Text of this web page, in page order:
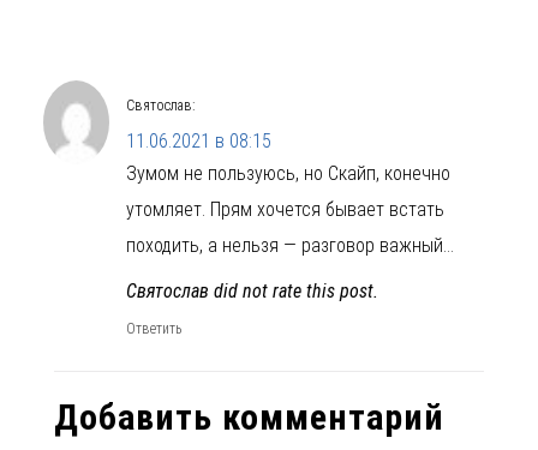
Святослав:
11.06.2021 в 08:15
Зумом не пользуюсь, но Скайп, конечно
утомляет. Прям хочется бывает встать
походить, а нельзя — разговор важный…
Святослав did not rate this post.
Ответить
Добавить комментарий